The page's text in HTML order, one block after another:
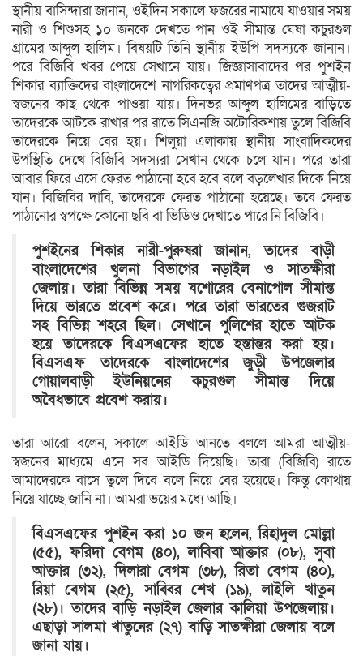
স্থানীয় বাসিন্দারা জানান, ওইদিন সকালে ফজরের নামাযে যাওয়ার সময়
নারী ও শিশুসহ ১০ জনকে দেখতে পান ওই সীমান্ত ঘেষা কচুরগুল
গ্রামের আব্দুল হালিম। বিষয়টি তিনি স্থানীয় ইউপি সদস্যকে জানান।
পরে বিজিবি খবর পেয়ে সেখানে যায়। জিজ্ঞাসাবাদের পর পুশইন
শিকার ব্যাক্তিদের বাংলাদেশে নাগরিকত্বের প্রমাণপত্র তাদের আত্মীয়-
স্বজনের কাছ থেকে পাওয়া যায়। দিনভর আব্দুল হালিমের বাড়িতে
তাদেরকে আটকে রাখার পর রাতে সিএনজি অটোরিকশায় তুলে বিজিবি
তাদেরকে নিয়ে বের হয়। শিলুয়া এলাকায় স্থানীয় সাংবাদিকদের
উপস্থিতি দেখে বিজিবি সদস্যরা সেখান থেকে চলে যান। পরে তারা
আবার ফিরে এসে ফেরত পাঠানো হবে হবে বলে বড়লেখার দিকে নিয়ে
যান। বিজিবির দাবি, তাদেরকে ফেরত পাঠানো হয়েছে। তবে ফেরত
পাঠানোর স্বপক্ষে কোনো ছবি বা ভিডিও দেখাতে পারে নি বিজিবি।
পুশইনের শিকার নারী-পুরুষরা জানান, তাদের বাড়ী
বাংলাদেশের খুলনা বিভাগের নড়াইল ও সাতক্ষীরা
জেলায়। তারা বিভিন্ন সময় যশোরের বেনাপোল সীমান্ত
দিয়ে ভারতে প্রবেশ করে। পরে তারা ভারতের গুজরাট
সহ বিভিন্ন শহরে ছিল। সেখানে পুলিশের হাতে আটক
হয়ে তাদেরকে বিএসএফের হাতে হস্তান্তর করা হয়।
বিএসএফ তাদেরকে বাংলাদেশের জুড়ী উপজেলার
গোয়ালবাড়ী ইউনিয়নের কচুরগুল সীমান্ত দিয়ে
অবৈধভাবে প্রবেশ করায়।
তারা আরো বলেন, সকালে আইডি আনতে বললে আমরা আত্মীয়-
স্বজনের মাধ্যমে এনে সব আইডি দিয়েছি। তারা (বিজিবি) রাতে
আমাদেরকে বাসে তুলে দিবে বলে নিয়ে বের হয়েছে। কিন্তু কোথায়
নিয়ে যাচ্ছে জানি না। আমরা ভয়ের মধ্যে আছি।
বিএসএফের পুশইন করা ১০ জন হলেন, রিহাদুল মোল্লা
(৫৫), ফরিদা বেগম (৪০), লাবিবা আক্তার (০৮), সুবা
আক্তার (৩২), দিলারা বেগম (৩৮), রিতা বেগম (৪০),
রিয়া বেগম (২৫), সাব্বির শেখ (১৯), লাইলি খাতুন
(২৮)। তাদের বাড়ি নড়াইল জেলার কালিয়া উপজেলায়।
এছাড়া সালমা খাতুনের (২৭) বাড়ি সাতক্ষীরা জেলায় বলে
জানা যায়।